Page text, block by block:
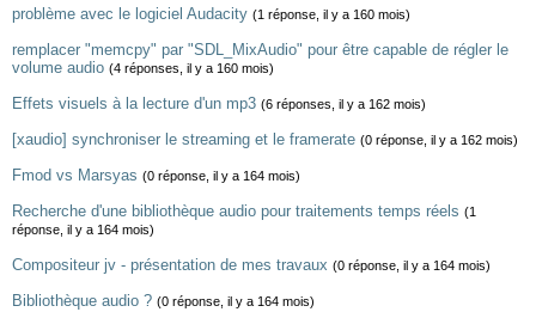
problème avec le logiciel Audacity (1 réponse, il y a 160 mois)
remplacer "memcpy" par "SDL_MixAudio" pour être capable de régler le
volume audio (4 réponses, il y a 160 mois)
Effets visuels à la lecture d'un mp3 (6 réponses, il y a 162 mois)
[xaudio] synchroniser le streaming et le framerate (0 réponse, il y a 162 mois)
Fmod vs Marsyas (0 réponse, il y a 164 mois)
Recherche d'une bibliothèque audio pour traitements temps réels (1
réponse, il y a 164 mois)
Compositeur jv - présentation de mes travaux (0 réponse, il y a 164 mois)
Bibliothèque audio ? (0 réponse, il y a 164 mois)